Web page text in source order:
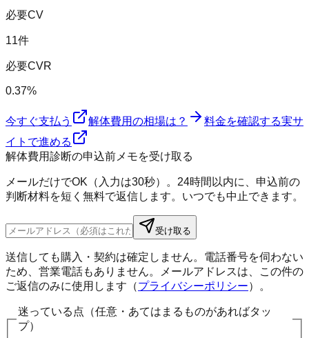
必要CV
11件
必要CVR
0.37%
今すぐ支払う 解体費用の相場は？ 料金を確認する実サ
イトで進める
解体費用診断の申込前メモを受け取る
メールだけでOK（入力は30秒）。24時間以内に、申込前の
判断材料を短く無料で返信します。いつでも中止できます。
受け取る
送信しても購入・契約は確定しません。電話番号を伺わない
ため、営業電話もありません。メールアドレスは、この件の
ご返信のみに使用します（プライバシーポリシー）。
迷っている点（任意・あてはまるものがあればタッ
プ）